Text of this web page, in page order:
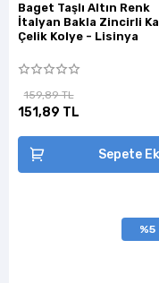
Baget Taşlı Altın Renk
İtalyan Bakla Zincirli
Çelik Kolye - Lisinya
159,89 TL
151,89 TL
Sepete
%5